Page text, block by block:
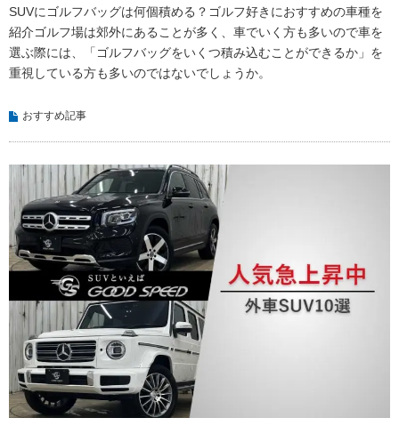
SUVにゴルフバッグは何個積める？ゴルフ好きにおすすめの車種を
紹介ゴルフ場は郊外にあることが多く、車でいく方も多いので車を
選ぶ際には、「ゴルフバッグをいくつ積み込むことができるか」を
重視している方も多いのではないでしょうか。
おすすめ記事